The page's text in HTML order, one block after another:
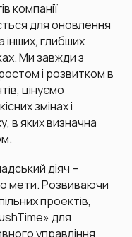
компанії
для оновлення
глибших
Ми завжди з
і розвитком в
цінуємо
змінах і
в яких визначна
діяч –
мети. Розвиваючи
проектів,
для
управління